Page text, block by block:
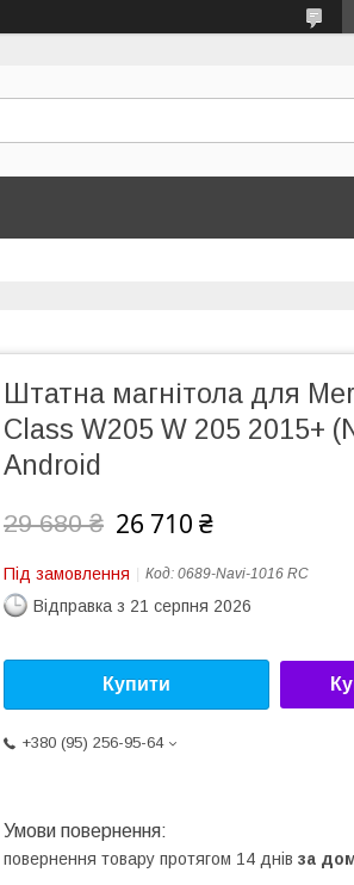
Штатна магнітола для
Class W205 W 205 2015+
Android
29 680 ₴ 26 710 ₴
Під замовлення Код: 0689-Navi-1016 RC
Відправка з 21 серпня 2026
Купити
+380 (95) 256-95-64
повернення товару протягом 14 днів за